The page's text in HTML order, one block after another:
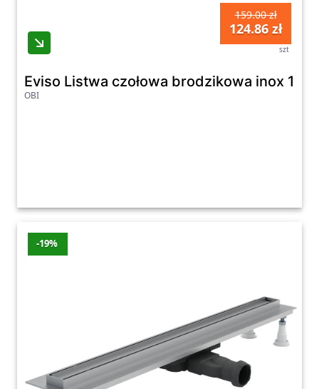
159.00 zł
124.86 zł
szt
Eviso Listwa czołowa brodzikowa inox 130
OBI
-19%